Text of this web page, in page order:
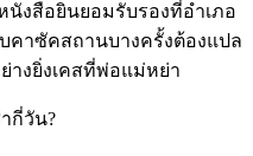
งสือยินยอมรับรองที่อำเภอ
คาซัคสถานบางครั้งต้องแปล
ย่างยิ่งเคสที่พ่อแม่หย่า
กี่วัน?